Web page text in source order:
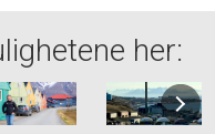
her: